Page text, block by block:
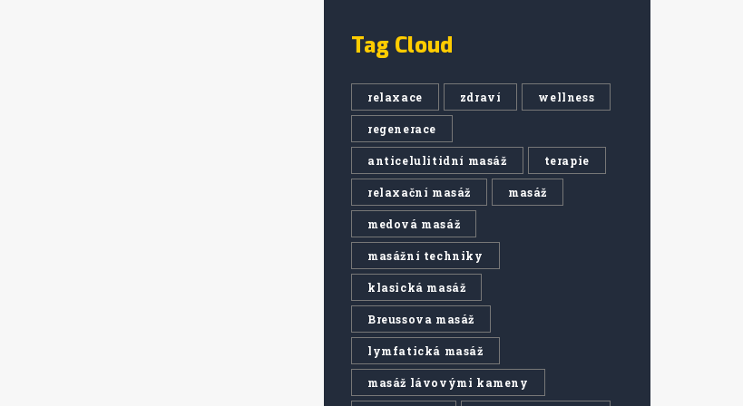
Tag Cloud
relaxace zdraví wellness
regenerace
anticelulitidní masáž terapie
relaxační masáž masáž
medová masáž
masážní techniky
klasická masáž
Breussova masáž
lymfatická masáž
masáž lávovými kameny